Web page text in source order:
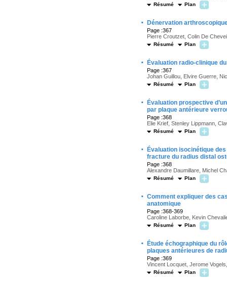
Résumé Plan
· Dénervation
Page :367
Pierre Croutzet, Colin De
Résumé Plan
· Évaluation radio-clinique
Page :367
Johan Guillou, Elvire Guerre,
Résumé Plan
·
Évaluation prospective
par plaque antérieure
Page :368
Elie Krief, Stenley Lippmann,
Résumé Plan
·
Évaluation isocinétique
fracture du radius distal
Page :368
Alexandre Daumillare, Michel
Résumé Plan
· Comment expliquer des
anatomique
Page :368-369
Caroline Laborbe, Kevin
Résumé Plan
·
Étude échographique du
plaques antérieures de
Page :369
Vincent Locquet, Jerome
Résumé Plan